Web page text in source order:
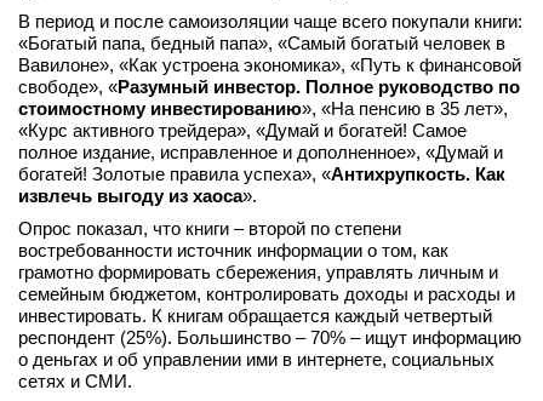
В период и после самоизоляции чаще всего покупали книги:
«Богатый папа, бедный папа», «Самый богатый человек в
Вавилоне», «Как устроена экономика», «Путь к финансовой
свободе», «Разумный инвестор. Полное руководство по
стоимостному инвестированию», «На пенсию в 35 лет»,
«Курс активного трейдера», «Думай и богатей! Самое
полное издание, исправленное и дополненное», «Думай и
богатей! Золотые правила успеха», «Антихрупкость. Как
извлечь выгоду из хаоса».
Опрос показал, что книги – второй по степени
востребованности источник информации о том, как
грамотно формировать сбережения, управлять личным и
семейным бюджетом, контролировать доходы и расходы и
инвестировать. К книгам обращается каждый четвертый
респондент (25%). Большинство – 70% – ищут информацию
о деньгах и об управлении ими в интернете, социальных
сетях и СМИ.